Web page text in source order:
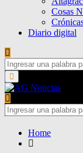
Cosas
Diario digital
Search
for:Primary
Menu
Search
for:
Home